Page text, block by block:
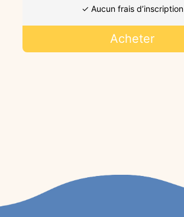
✓ Aucun frais d’inscription
Acheter